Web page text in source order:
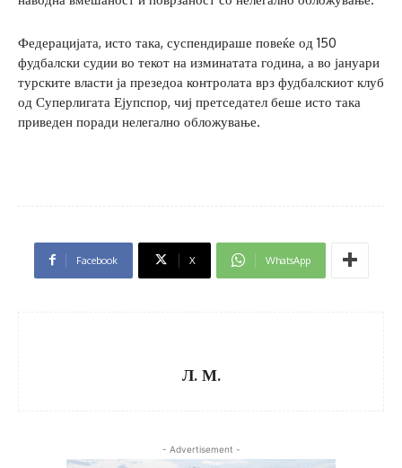
Федерацијата, исто така, суспендираше повеќе од 150
фудбалски судии во текот на изминатата година, а во јануари
турските власти ја презедоа контролата врз фудбалскиот клуб
од Суперлигата Ејупспор, чиј претседател беше исто така
приведен поради нелегално обложување.
Facebook X WhatsApp
Л. М.
- Advertisement -